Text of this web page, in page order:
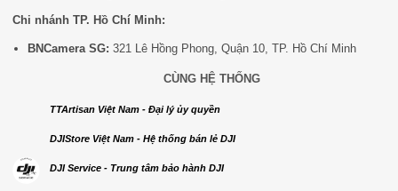
Chi nhánh TP. Hồ Chí Minh:
BNCamera SG: 321 Lê Hồng Phong, Quận 10, TP. Hồ Chí Minh
CÙNG HỆ THỐNG
TTArtisan Việt Nam - Đại lý ủy quyền
DJIStore Việt Nam - Hệ thống bán lẻ DJI
DJI Service - Trung tâm bảo hành DJI